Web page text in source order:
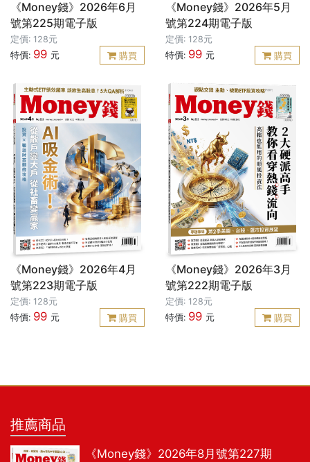
《Money錢》2026年6月
號第225期電子版
定價: 128元
特價: 99 元 購買
《Money錢》2026年5月
號第224期電子版
定價: 128元
特價: 99 元 購買
《Money錢》2026年4月
號第223期電子版
定價: 128元
特價: 99 元 購買
《Money錢》2026年3月
號第222期電子版
定價: 128元
特價: 99 元 購買
推薦商品
《Money錢》2026年8月號第227期